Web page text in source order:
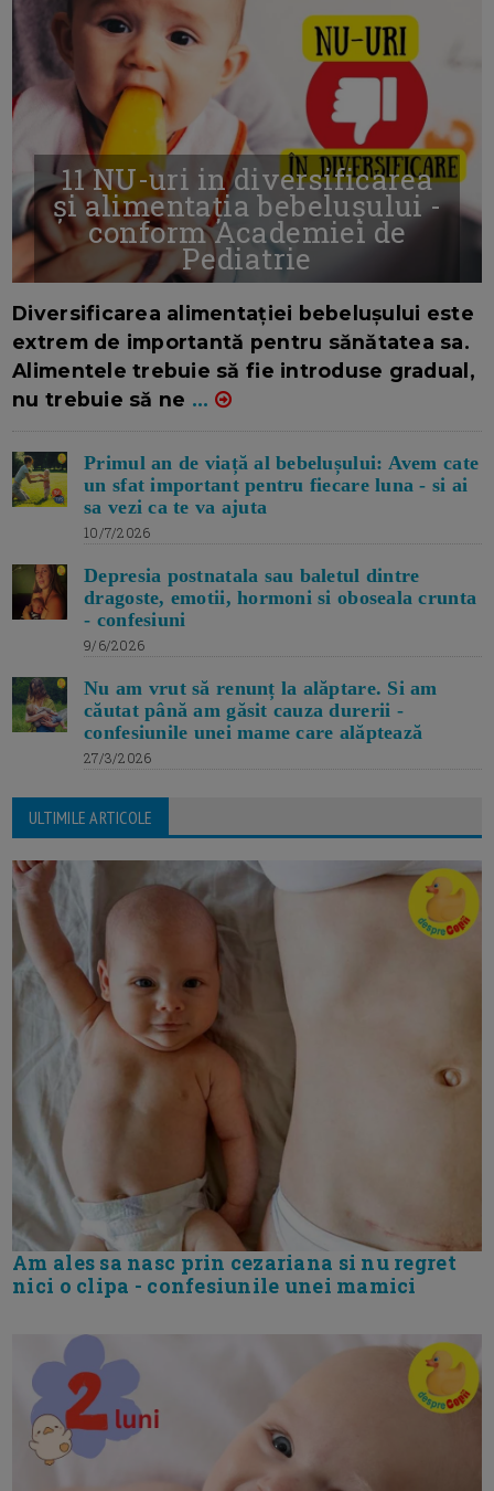
11 NU-uri in diversificarea
și alimentația bebelușului -
conform Academiei de
Pediatrie
Diversificarea alimentației bebelușului este
extrem de importantă pentru sănătatea sa.
Alimentele trebuie să fie introduse gradual,
nu trebuie să ne ...
Primul an de viață al bebelușului: Avem cate
un sfat important pentru fiecare luna - si ai
sa vezi ca te va ajuta
10/7/2026
Depresia postnatala sau baletul dintre
dragoste, emotii, hormoni si oboseala crunta
- confesiuni
9/6/2026
Nu am vrut să renunț la alăptare. Si am
căutat până am găsit cauza durerii -
confesiunile unei mame care alăptează
27/3/2026
ULTIMILE ARTICOLE
Am ales sa nasc prin cezariana si nu regret
nici o clipa - confesiunile unei mamici